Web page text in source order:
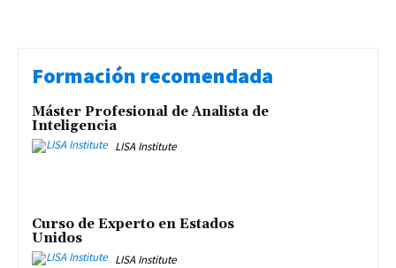
Formación recomendada
Máster Profesional de Analista de
Inteligencia
LISA Institute
Curso de Experto en Estados
Unidos
LISA Institute